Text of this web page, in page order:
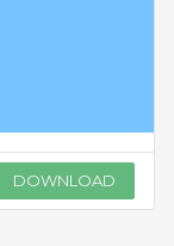
DOWNLOAD